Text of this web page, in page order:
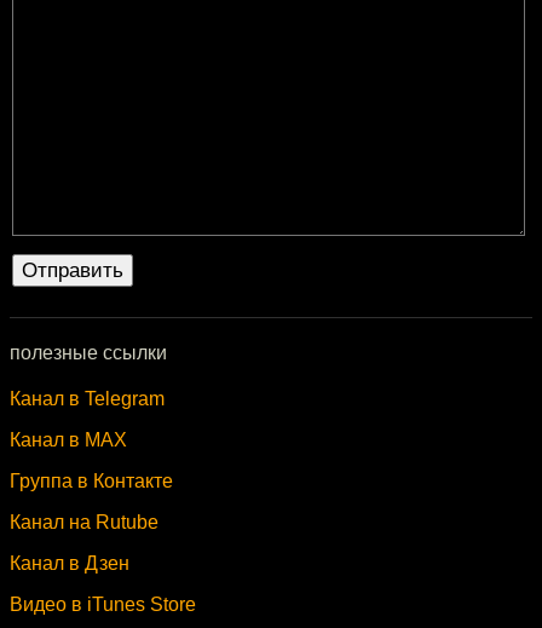
полезные ссылки
Канал в Telegram
Канал в MAX
Группа в Контакте
Канал на Rutube
Канал в Дзен
Видео в iTunes Store